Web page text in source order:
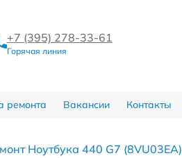
+7 (395) 278-33-61
Горячая линия
ремонта Вакансии Контакты
Ноутбука 440 G7 (8VU03EA)